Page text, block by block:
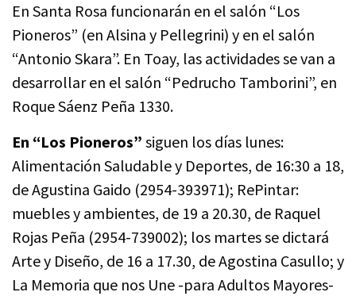
En Santa Rosa funcionarán en el salón “Los
Pioneros” (en Alsina y Pellegrini) y en el salón
“Antonio Skara”. En Toay, las actividades se van a
desarrollar en el salón “Pedrucho Tamborini”, en
Roque Sáenz Peña 1330.
En “Los Pioneros” siguen los días lunes:
Alimentación Saludable y Deportes, de 16:30 a 18,
de Agustina Gaido (2954-393971); RePintar:
muebles y ambientes, de 19 a 20.30, de Raquel
Rojas Peña (2954-739002); los martes se dictará
Arte y Diseño, de 16 a 17.30, de Agostina Casullo; y
La Memoria que nos Une -para Adultos Mayores-